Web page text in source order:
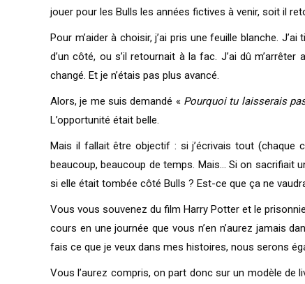
jouer pour les Bulls les années fictives à venir, soit il
Pour m’aider à choisir, j’ai pris une feuille blanche.
d’un côté, ou s’il retournait à la fac. J’ai dû
changé. Et je n’étais pas plus avancé.
Alors, je me suis demandé « Pourquoi tu laisserais
L’opportunité était belle.
Mais il fallait être objectif : si j’écrivais tout (chaque
beaucoup, beaucoup de temps. Mais… Si on sacrifiait
si elle était tombée côté Bulls ? Est-ce que ça ne
Vous vous souvenez du film Harry Potter et le
cours en une journée que vous n’en n’aurez jamais
fais ce que je veux dans mes histoires, nous serons
Vous l’aurez compris, on part donc sur un modèle de